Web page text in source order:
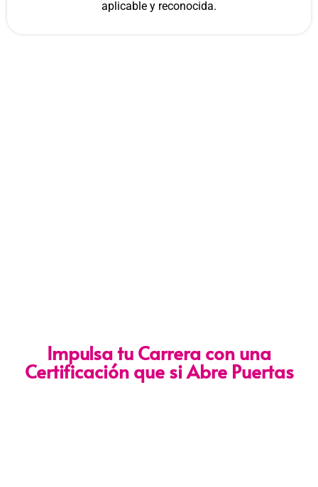
aplicable y reconocida.
Impulsa tu Carrera con una
Certificación que si Abre Puertas